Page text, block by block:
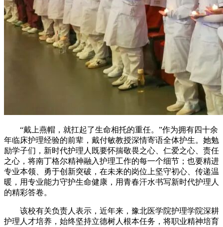
“戴上燕帽，就扛起了生命相托的重任。”作为拥有四十余
年临床护理经验的前辈，戴付敏教授深情寄语全体护生。她勉
励学子们，新时代护理人既要怀揣敬畏之心、仁爱之心、责任
之心，将南丁格尔精神融入护理工作的每一个细节；也要精进
专业本领、勇于创新突破，在未来的岗位上坚守初心、传递温
暖，用专业能力守护生命健康，用青春汗水书写新时代护理人
的精彩答卷。
该校有关负责人表示，近年来，豫北医学院护理学院深耕
护理人才培养，始终坚持立德树人根本任务，将职业精神培育